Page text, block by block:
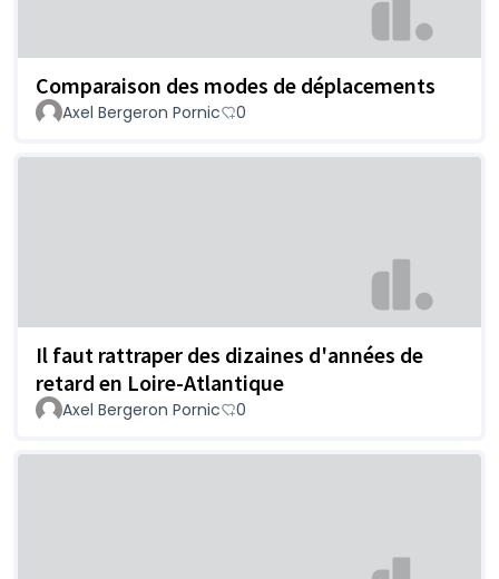
Comparaison des modes de déplacements
Axel Bergeron Pornic 0
Il faut rattraper des dizaines d'années de
retard en Loire-Atlantique
Axel Bergeron Pornic 0